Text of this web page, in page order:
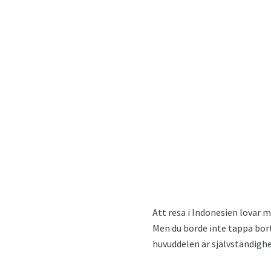
Att resa i Indonesien lovar
Men du borde inte tappa
huvuddelen är